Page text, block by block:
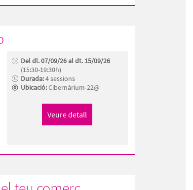
Del dl. 07/09/26 al dt. 15/09/26
(15:30-19:30h)
Durada:4 sessions
Ubicació:Cibernàrium-22@